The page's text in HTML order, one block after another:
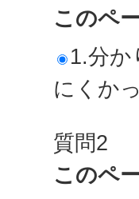
このペ
1.分か
にくか
質問2
このペ